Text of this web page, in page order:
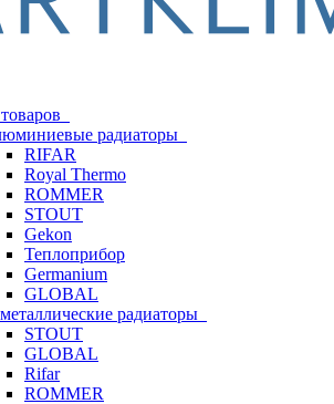
радиаторы
RIFAR
Royal Thermo
ROMMER
STOUT
Gekon
Теплоприбор
Germanium
GLOBAL
радиаторы
STOUT
GLOBAL
Rifar
ROMMER